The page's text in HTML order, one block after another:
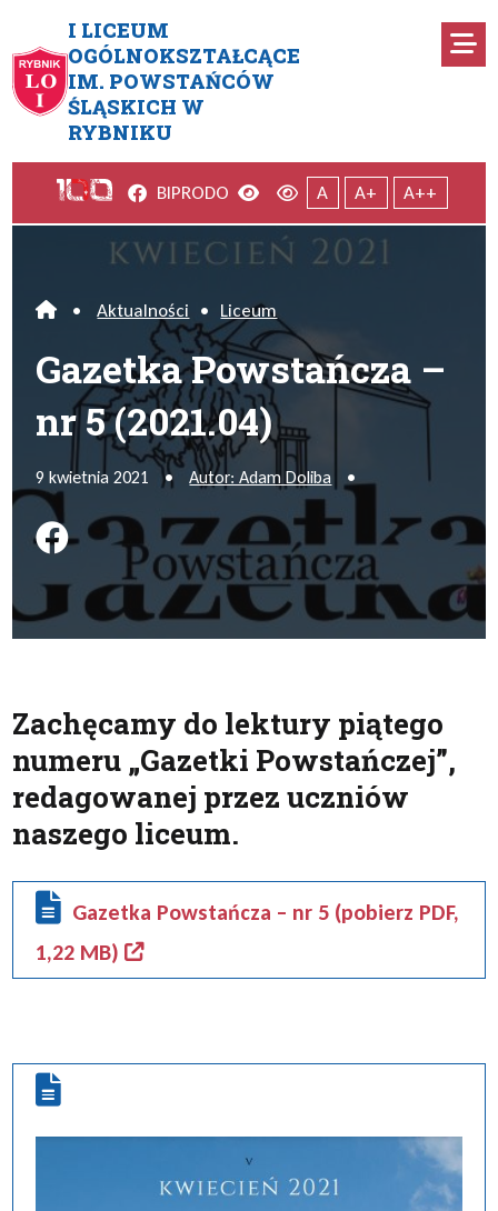
I LICEUM
OGÓLNOKSZTAŁCĄCE
IM. POWSTAŃCÓW
ŚLĄSKICH W
RYBNIKU
Gazetka Powstańcza – nr 5
Facebook
BIPRODO Wersja kontrastowa
Wersja domyślna
A A+ A++
Home
• Aktualności • Liceum
Gazetka Powstańcza –
nr 5 (2021.04)
9 kwietnia 2021 • Autor: Adam Doliba •
Podziel się na FB
Zachęcamy do lektury piątego
numeru „Gazetki Powstańczej”,
redagowanej przez uczniów
naszego liceum.
Gazetka Powstańcza – nr 5 (pobierz PDF,
1,22 MB)